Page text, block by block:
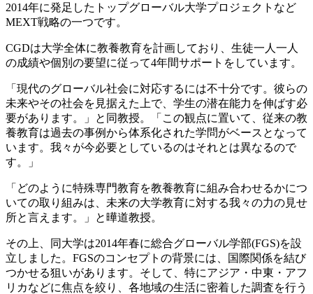
2014年に発足したトップグローバル大学プロジェクトなど
MEXT戦略の一つです。
CGDは大学全体に教養教育を計画しており、生徒一人一人
の成績や個別の要望に従って4年間サポートをしています。
「現代のグローバル社会に対応するには不十分です。彼らの
未来やその社会を見据えた上で、学生の潜在能力を伸ばす必
要があります。」と同教授。「この観点に置いて、従来の教
養教育は過去の事例から体系化された学問がベースとなって
います。我々が今必要としているのはそれとは異なるので
す。」
「どのように特殊専門教育を教養教育に組み合わせるかにつ
いての取り組みは、未来の大学教育に対する我々の力の見せ
所と言えます。」と曄道教授。
その上、同大学は2014年春に総合グローバル学部(FGS)を設
立しました。FGSのコンセプトの背景には、国際関係を結び
つかせる狙いがあります。そして、特にアジア・中東・アフ
リカなどに焦点を絞り、各地域の生活に密着した調査を行う